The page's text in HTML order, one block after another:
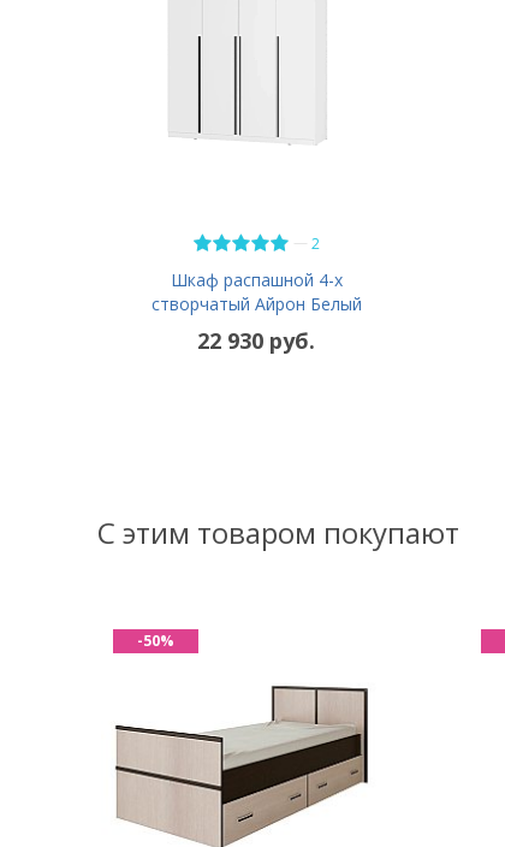
— 2
Шкаф распашной 4-х
створчатый Айрон Белый
22 930 руб.
С этим товаром покупают
-50%